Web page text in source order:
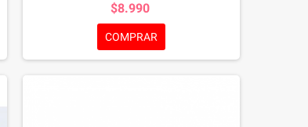
corazón, si el tratamiento concomitante contra
cestodos también está indicado. En casos en
que se requiera prevención contra el gusano
del corazón y al mismo tiempo tratamiento
$8.990
COMPRAR